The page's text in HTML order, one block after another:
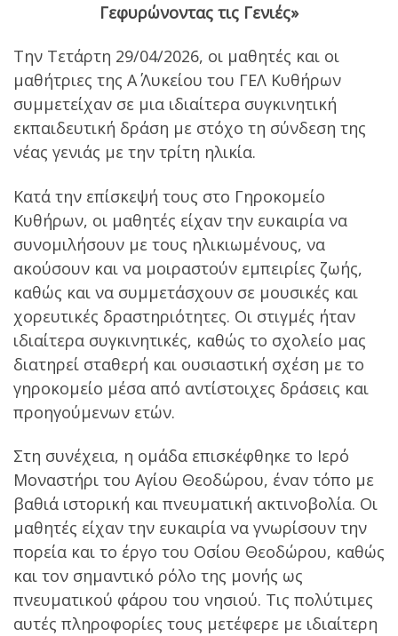
Γεφυρώνοντας τις Γενιές»
Την Τετάρτη 29/04/2026, οι μαθητές και οι
μαθήτριες της Α΄ Λυκείου του ΓΕΛ Κυθήρων
συμμετείχαν σε μια ιδιαίτερα συγκινητική
εκπαιδευτική δράση με στόχο τη σύνδεση της
νέας γενιάς με την τρίτη ηλικία.
Κατά την επίσκεψή τους στο Γηροκομείο
Κυθήρων, οι μαθητές είχαν την ευκαιρία να
συνομιλήσουν με τους ηλικιωμένους, να
ακούσουν και να μοιραστούν εμπειρίες ζωής,
καθώς και να συμμετάσχουν σε μουσικές και
χορευτικές δραστηριότητες. Οι στιγμές ήταν
ιδιαίτερα συγκινητικές, καθώς το σχολείο μας
διατηρεί σταθερή και ουσιαστική σχέση με το
γηροκομείο μέσα από αντίστοιχες δράσεις και
προηγούμενων ετών.
Στη συνέχεια, η ομάδα επισκέφθηκε το Ιερό
Μοναστήρι του Αγίου Θεοδώρου, έναν τόπο με
βαθιά ιστορική και πνευματική ακτινοβολία. Οι
μαθητές είχαν την ευκαιρία να γνωρίσουν την
πορεία και το έργο του Οσίου Θεοδώρου, καθώς
και τον σημαντικό ρόλο της μονής ως
πνευματικού φάρου του νησιού. Τις πολύτιμες
αυτές πληροφορίες τους μετέφερε με ιδιαίτερη